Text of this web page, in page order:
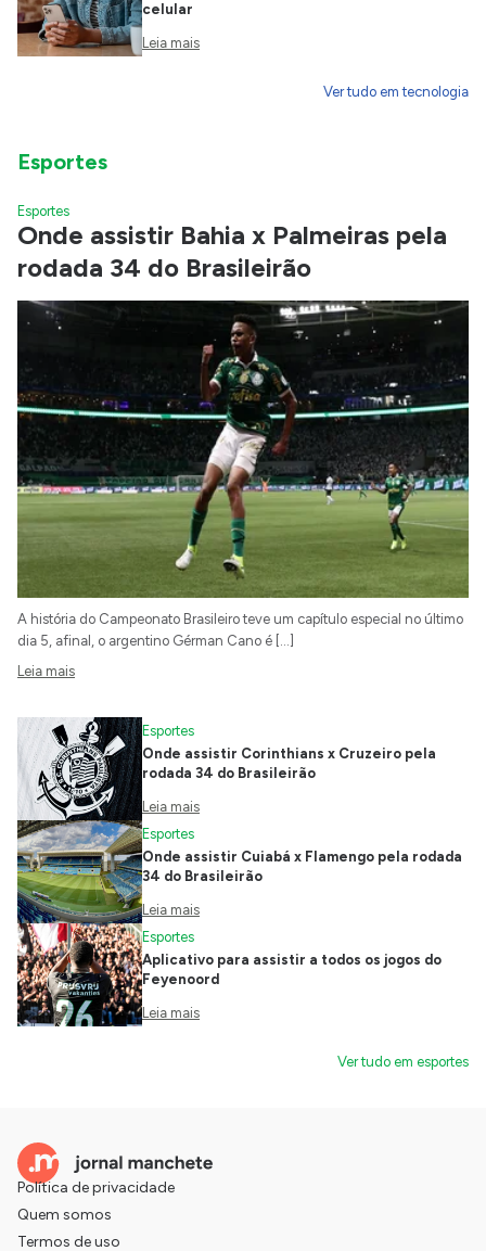
celular
Leia mais
Ver tudo em tecnologia
Esportes
Esportes
Onde assistir Bahia x Palmeiras pela
rodada 34 do Brasileirão
A história do Campeonato Brasileiro teve um capítulo especial no último
dia 5, afinal, o argentino Gérman Cano é […]
Leia mais
Esportes
Onde assistir Corinthians x Cruzeiro pela
rodada 34 do Brasileirão
Leia mais
Esportes
Onde assistir Cuiabá x Flamengo pela rodada
34 do Brasileirão
Leia mais
Esportes
Aplicativo para assistir a todos os jogos do
Feyenoord
Leia mais
Ver tudo em esportes
Política de privacidade
Quem somos
Termos de uso